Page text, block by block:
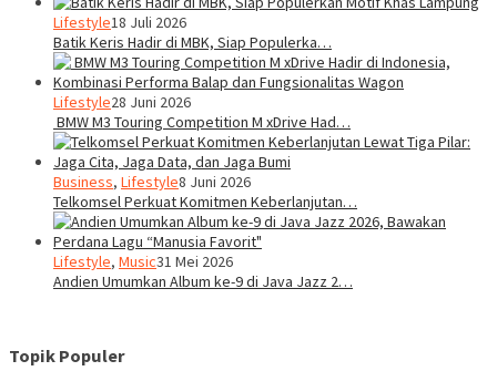
Lifestyle18 Juli 2026
Batik Keris Hadir di MBK, Siap Populerka…
Lifestyle28 Juni 2026
BMW M3 Touring Competition M xDrive Had…
Business, Lifestyle8 Juni 2026
Telkomsel Perkuat Komitmen Keberlanjutan…
Lifestyle, Music31 Mei 2026
Andien Umumkan Album ke-9 di Java Jazz 2…
Topik Populer